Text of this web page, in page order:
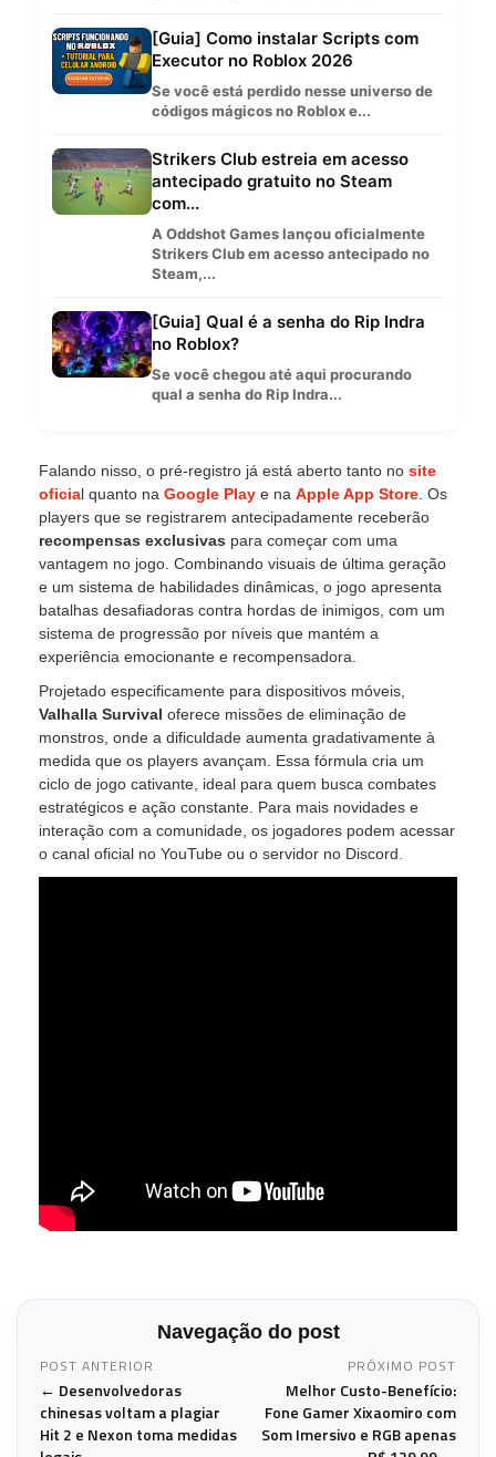
[Guia] Como instalar Scripts com
Executor no Roblox 2026
Se você está perdido nesse universo de
códigos mágicos no Roblox e...
Strikers Club estreia em acesso
antecipado gratuito no Steam
com...
A Oddshot Games lançou oficialmente
Strikers Club em acesso antecipado no
Steam,...
[Guia] Qual é a senha do Rip Indra
no Roblox?
Se você chegou até aqui procurando
qual a senha do Rip Indra...
Falando nisso, o pré-registro já está aberto tanto no site
oficial quanto na Google Play e na Apple App Store . Os
players que se registrarem antecipadamente receberão
recompensas exclusivas para começar com uma
vantagem no jogo. Combinando visuais de última geração
e um sistema de habilidades dinâmicas, o jogo apresenta
batalhas desafiadoras contra hordas de inimigos, com um
sistema de progressão por níveis que mantém a
experiência emocionante e recompensadora.
Projetado especificamente para dispositivos móveis,
Valhalla Survival oferece missões de eliminação de
monstros, onde a dificuldade aumenta gradativamente à
medida que os players avançam. Essa fórmula cria um
ciclo de jogo cativante, ideal para quem busca combates
estratégicos e ação constante. Para mais novidades e
interação com a comunidade, os jogadores podem acessar
o canal oficial no YouTube ou o servidor no Discord.
Navegação do post
POST ANTERIOR
← Desenvolvedoras
chinesas voltam a plagiar
Hit 2 e Nexon toma medidas
PRÓXIMO POST
Melhor Custo-Benefício:
Fone Gamer Xixaomiro com
Som Imersivo e RGB apenas